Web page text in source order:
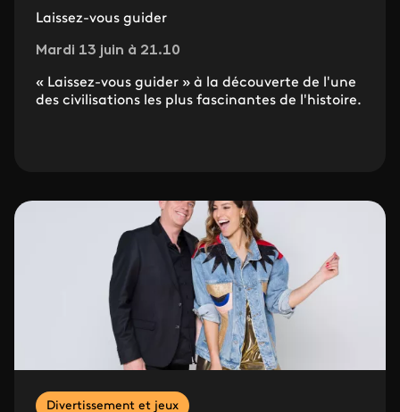
Laissez-vous guider
Mardi 13 juin à 21.10
« Laissez-vous guider » à la découverte de l'une
des civilisations les plus fascinantes de l'histoire.
Divertissement et jeux